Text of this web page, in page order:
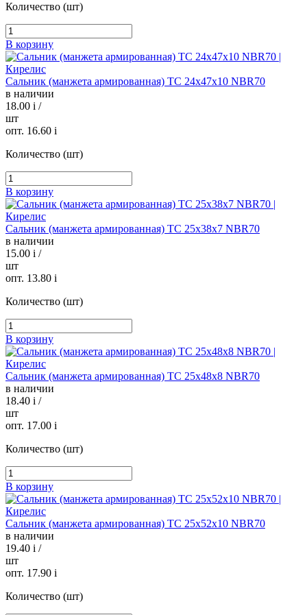
Количество (шт)
В корзину
Сальник (манжета армированная) TC 24х47х10 NBR70
в наличии
18.00 i /
шт
опт. 16.60 i
Количество (шт)
В корзину
Сальник (манжета армированная) TC 25х38х7 NBR70
в наличии
15.00 i /
шт
опт. 13.80 i
Количество (шт)
В корзину
Сальник (манжета армированная) TC 25х48х8 NBR70
в наличии
18.40 i /
шт
опт. 17.00 i
Количество (шт)
В корзину
Сальник (манжета армированная) TC 25х52х10 NBR70
в наличии
19.40 i /
шт
опт. 17.90 i
Количество (шт)